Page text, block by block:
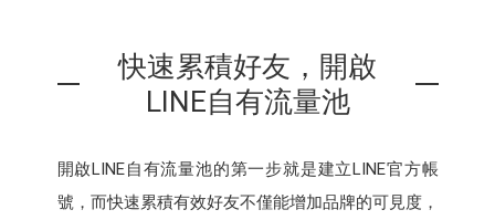
快速累積好友，開啟
LINE自有流量池
開啟LINE自有流量池的第一步就是建立LINE官方帳
號，而快速累積有效好友不僅能增加品牌的可見度，